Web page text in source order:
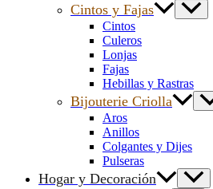
Cintos y Fajas
Cintos
Culeros
Lonjas
Fajas
Hebillas y Rastras
Bijouterie Criolla
Aros
Anillos
Colgantes y Dijes
Pulseras
Hogar y Decoración